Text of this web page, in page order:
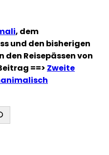
, dem
und den bisherigen
den Reisepässen von
==> Zweite